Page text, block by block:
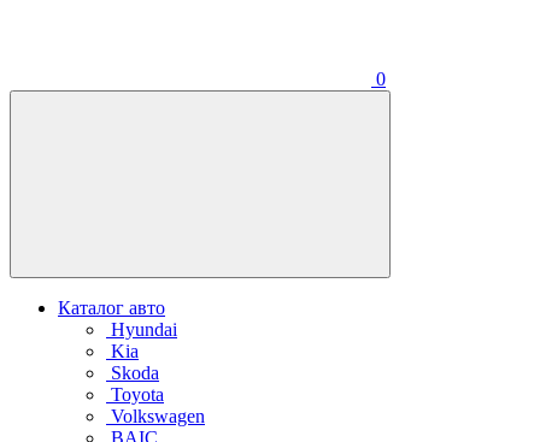
0
Каталог авто
Hyundai
Kia
Skoda
Toyota
Volkswagen
BAIC